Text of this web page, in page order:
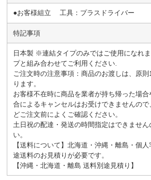
●お客様組立 工具：プラスドライバー
特記事項
日本製 ※連結タイプのみではご使用になれ
プと組み合わせてご利用ください.
ご注文時の注意事項：商品のお渡しは、原
ります。
お客様不在時に商品を業者が持ち帰った場
合によるキャンセルはお受けできませんの
どご注文前によくご確認ください。
土日祝の配達・発送の時間指定はできません
い。
【送料について】北海道・沖縄・離島・個
途送料のお見積りが必要です。
【沖縄・北海道・離島 送料別途見積り】